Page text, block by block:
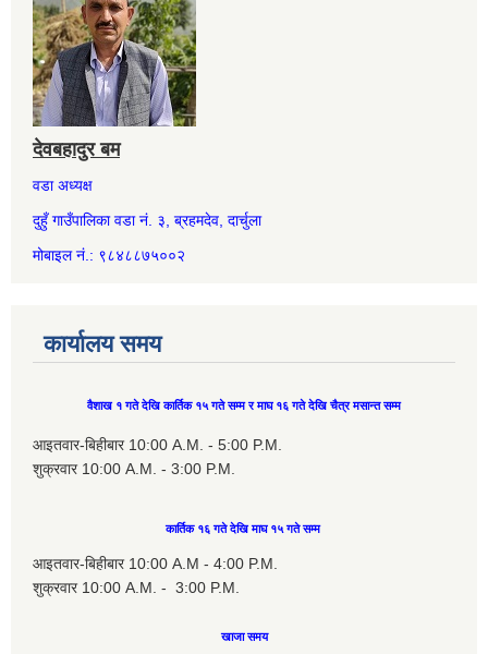
देवबहादुर बम
वडा अध्यक्ष
दुहुँ गाउँपालिका वडा नं. ३, ब्रहमदेव, दार्चुला
मोबाइल नं.: ९८४८८७५००२
कार्यालय समय
वैशाख १ गते देखि कार्तिक १५ गते सम्म र माघ १६ गते देखि चैत्र मसान्त सम्म
आइतवार-बिहीबार 10:00 A.M. - 5:00 P.M.
शुक्रवार 10:00 A.M. - 3:00 P.M.
कार्तिक १६ गते देखि माघ १५ गते सम्म
आइतवार-बिहीबार 10:00 A.M - 4:00 P.M.
शुक्रवार 10:00 A.M. - 3:00 P.M.
खाजा समय